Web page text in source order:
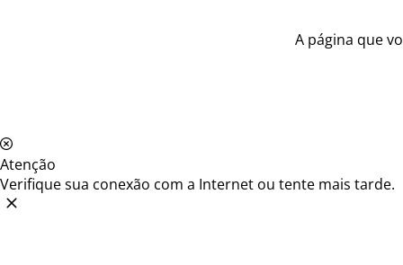
A página que
Atenção
Verifique sua conexão com a Internet ou tente mais tarde.